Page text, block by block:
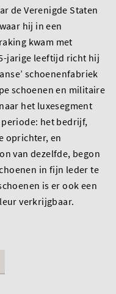
de Verenigde Staten
hij in een
kwam met
jarige leeftijd richt hij
schoenenfabriek
schoenen en militaire
het luxesegment
het bedrijf,
oprichter, en
van dezelfde, begon
in fijn leder te
is er ook een
verkrijgbaar.